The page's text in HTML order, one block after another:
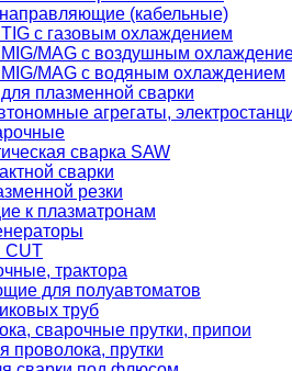
(кабельные)
TIG с газовым охлаждением
MIG/MAG с воздушным
MIG/MAG с водяным охлаждением
для плазменной сварки
агрегаты,
сварка SAW
сварки
резки
к плазматронам
CUT
трактора
для полуавтоматов
труб
сварочные прутки, припои
прутки